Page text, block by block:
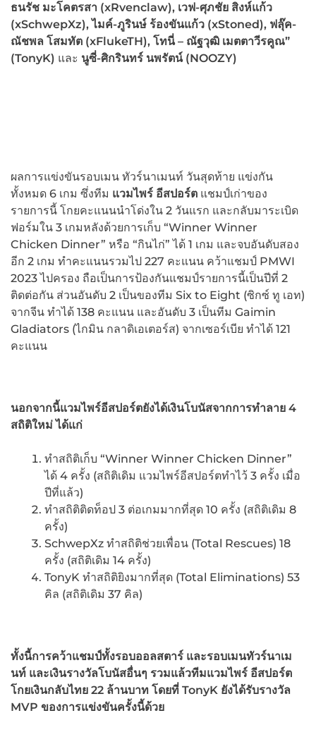
ธนรัช มะโคตรสา (xRvenclaw), เวฟ-ศุภชัย สิงห์แก้ว
(xSchwepXz), ไมค์-ภูรินษ์ ร้องขันแก้ว (xStoned), ฟลุ๊ค-
ณัชพล โสมทัต (xFlukeTH), โทนี่ – ณัฐวุฒิ เมตตาวีรคูณ”
(TonyK) และ นูซี่-ศิกรินทร์ นพรัตน์ (NOOZY)
ผลการแข่งขันรอบเมน ทัวร์นาเมนท์ วันสุดท้าย แข่งกัน
ทั้งหมด 6 เกม ซึ่งทีม แวมไพร์ อีสปอร์ต แชมป์เก่าของ
รายการนี้ โกยคะแนนนำโด่งใน 2 วันแรก และกลับมาระเบิด
ฟอร์มใน 3 เกมหลังด้วยการเก็บ “Winner Winner
Chicken Dinner” หรือ “กินไก่” ได้ 1 เกม และจบอันดับสอง
อีก 2 เกม ทำคะแนนรวมไป 227 คะแนน คว้าแชมป์ PMWI
2023 ไปครอง ถือเป็นการป้องกันแชมป์รายการนี้เป็นปีที่ 2
ติดต่อกัน ส่วนอันดับ 2 เป็นของทีม Six to Eight (ซิกซ์ ทู เอท)
จากจีน ทำได้ 138 คะแนน และอันดับ 3 เป็นทีม Gaimin
Gladiators (ไกมิน กลาดิเอเตอร์ส) จากเซอร์เบีย ทำได้ 121
คะแนน
นอกจากนี้แวมไพร์อีสปอร์ตยังได้เงินโบนัสจากการทำลาย 4
สถิติใหม่ ได้แก่
ทำสถิติเก็บ “Winner Winner Chicken Dinner”
ได้ 4 ครั้ง (สถิติเดิม แวมไพร์อีสปอร์ตทำไว้ 3 ครั้ง เมื่อ
ปีที่แล้ว)
ทำสถิติติดท็อป 3 ต่อเกมมากที่สุด 10 ครั้ง (สถิติเดิม 8
ครั้ง)
SchwepXz ทำสถิติช่วยเพื่อน (Total Rescues) 18
ครั้ง (สถิติเดิม 14 ครั้ง)
TonyK ทำสถิติยิงมากที่สุด (Total Eliminations) 53
คิล (สถิติเดิม 37 คิล)
ทั้งนี้การคว้าแชมป์ทั้งรอบออลสตาร์ และรอบเมนทัวร์นาเม
นท์ และเงินรางวัลโบนัสอื่นๆ รวมแล้วทีมแวมไพร์ อีสปอร์ต
โกยเงินกลับไทย 22 ล้านบาท โดยที่ TonyK ยังได้รับรางวัล
MVP ของการแข่งขันครั้งนี้ด้วย